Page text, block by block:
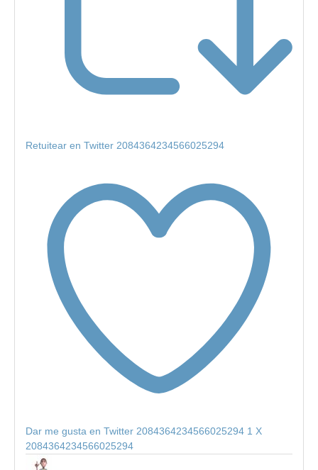
Retuitear en Twitter 2084364234566025294
Dar me gusta en Twitter 2084364234566025294 1 X
2084364234566025294